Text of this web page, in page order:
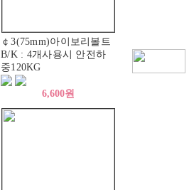
￠3(75mm)아이보리볼트
B/K : 4개사용시 안전하
중120KG
6,600원